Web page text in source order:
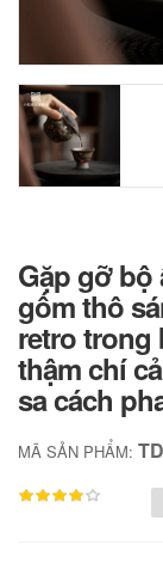
Gặp gỡ bộ
gốm thô
retro trong
thậm chí
sa cách
MÃ SẢN PHẨM: